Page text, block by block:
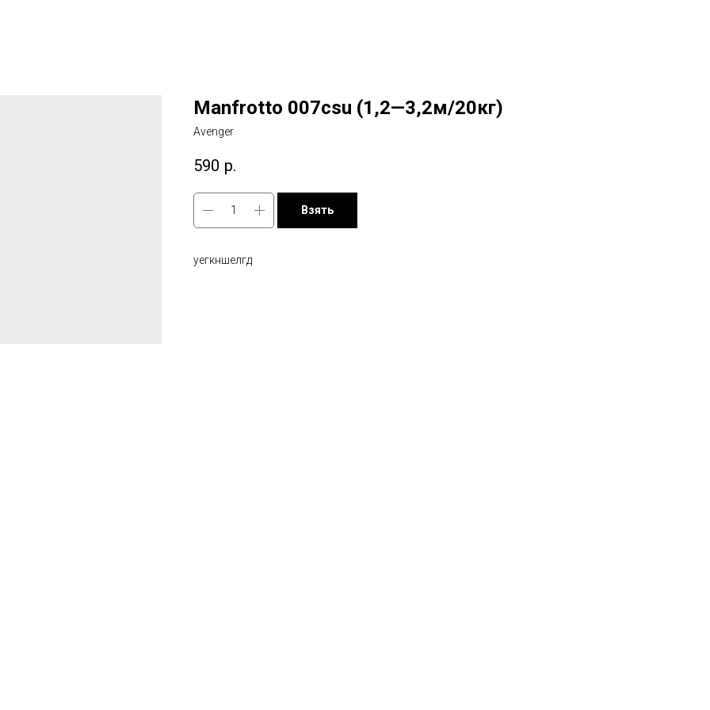
Manfrotto 007csu (1,2—3,2м/20кг)
Avenger
590 р.
Взять
уегкншелгд